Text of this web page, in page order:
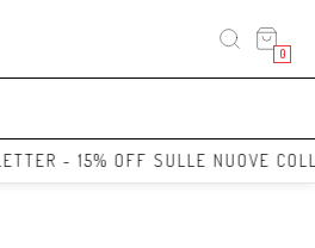
0
- 15% OFF SULLE NUOVE